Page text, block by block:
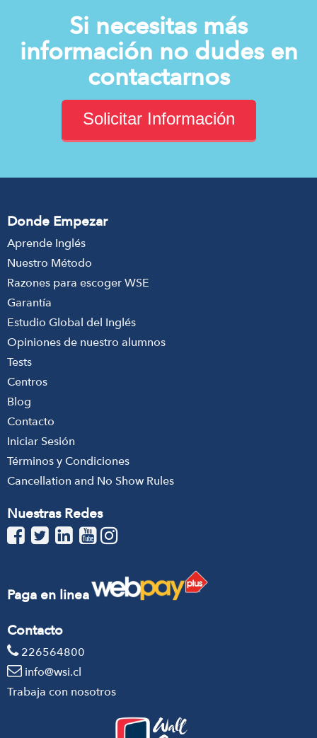
Si necesitas más
información no dudes en
contactarnos
Solicitar Información
Donde Empezar
Aprende Inglés
Nuestro Método
Razones para escoger WSE
Garantía
Estudio Global del Inglés
Opiniones de nuestro alumnos
Tests
Centros
Blog
Contacto
Iniciar Sesión
Términos y Condiciones
Cancellation and No Show Rules
Nuestras Redes
Paga en linea
Contacto
226564800
info@wsi.cl
Trabaja con nosotros